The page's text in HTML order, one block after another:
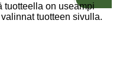
tuotteella on useampi
tuotteen sivulla.